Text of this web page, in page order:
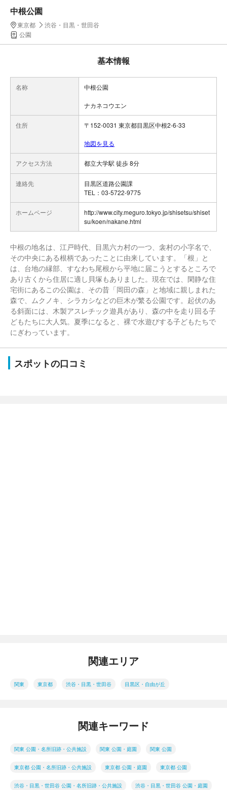
中根公園
東京都
渋谷・目黒・世田谷
公園
基本情報
名称 中根公園
ナカネコウエン
住所 〒152-0031 東京都目黒区中根2-6-33
地図を見る
アクセス方法 都立大学駅 徒歩 8分
連絡先
目黒区道路公園課
TEL：03-5722-9775
ホームページ
http://www.city.meguro.tokyo.jp/shisetsu/shiset
su/koen/nakane.html
中根の地名は、江戸時代、目黒六カ村の一つ、衾村の小字名で、
その中央にある根柄であったことに由来しています。「根」と
は、台地の縁部、すなわち尾根から平地に届こうとするところで
あり古くから住居に適し貝塚もありました。現在では、閑静な住
宅街にあるこの公園は、その昔「岡田の森」と地域に親しまれた
森で、ムクノキ、シラカシなどの巨木が繁る公園です。起伏のあ
る斜面には、木製アスレチック遊具があり、森の中を走り回る子
どもたちに大人気。夏季になると、裸で水遊びする子どもたちで
にぎわっています。
スポットの口コミ
関連エリア
関東 東京都 渋谷・目黒・世田谷 目黒区・自由が丘
関連キーワード
関東 公園・名所旧跡・公共施設 関東 公園・庭園 関東 公園
東京都 公園・名所旧跡・公共施設 東京都 公園・庭園 東京都 公園
渋谷・目黒・世田谷 公園・名所旧跡・公共施設 渋谷・目黒・世田谷 公園・庭園